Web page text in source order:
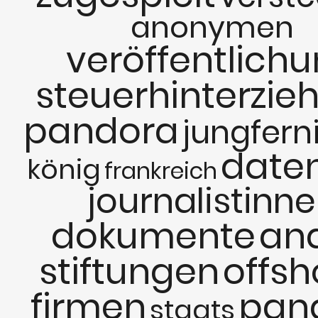
anonymen
pandora
könig frankreich
dokumente
stiftungen
firmenstaats